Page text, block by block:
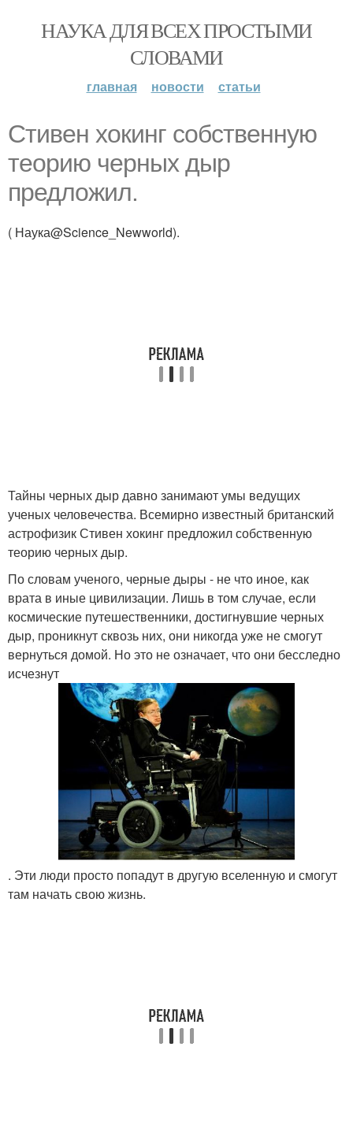
НАУКА ДЛЯ ВСЕХ ПРОСТЫМИ
СЛОВАМИ
главная новости статьи
Стивен хокинг собственную
теорию черных дыр
предложил.
( Наука@Science_Newworld).
Тайны черных дыр давно занимают умы ведущих
ученых человечества. Всемирно известный британский
астрофизик Стивен хокинг предложил собственную
теорию черных дыр.
По словам ученого, черные дыры - не что иное, как
врата в иные цивилизации. Лишь в том случае, если
космические путешественники, достигнувшие черных
дыр, проникнут сквозь них, они никогда уже не смогут
вернуться домой. Но это не означает, что они бесследно
исчезнут
. Эти люди просто попадут в другую вселенную и смогут
там начать свою жизнь.